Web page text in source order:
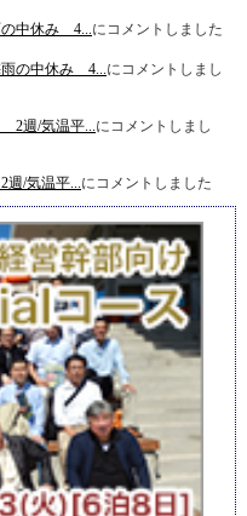
の中休み 4...にコメントしました
雨の中休み 4...にコメントしまし
2週/気温平...にコメントしまし
週/気温平...にコメントしました